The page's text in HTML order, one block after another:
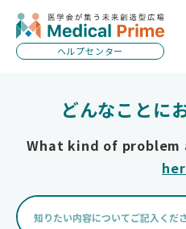
ヘルプセンター
サイト全般
参加登録
どんなことに
What kind of problem